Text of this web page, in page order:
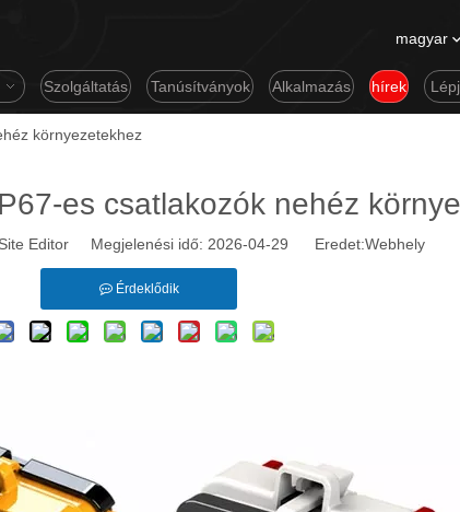
magyar
Szolgáltatás Tanúsítványok Alkalmazás hírek
környezetekhez
es csatlakozók nehéz
Editor Megjelenési idő: 2026-04-29 Eredet:Webhely
Érdeklődik